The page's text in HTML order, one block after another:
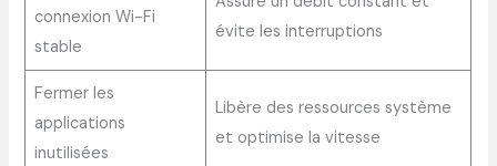
connexion Wi-Fi
stable
évite les interruptions
Fermer les
applications
inutilisées
Libère des ressources système
et optimise la vitesse